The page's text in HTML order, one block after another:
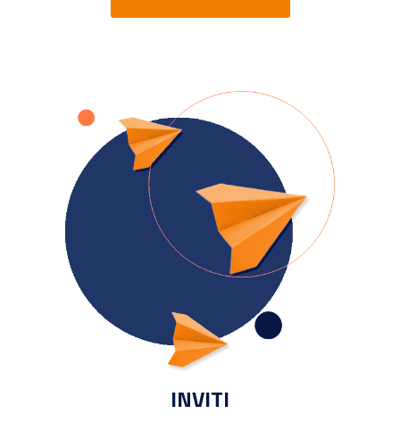
INVITI